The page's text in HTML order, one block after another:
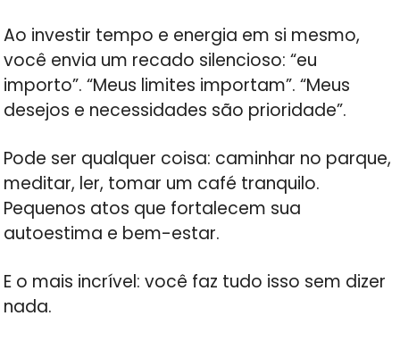
Ao investir tempo e energia em si mesmo,
você envia um recado silencioso: “eu
importo”. “Meus limites importam”. “Meus
desejos e necessidades são prioridade”.
Pode ser qualquer coisa: caminhar no parque,
meditar, ler, tomar um café tranquilo.
Pequenos atos que fortalecem sua
autoestima e bem-estar.
E o mais incrível: você faz tudo isso sem dizer
nada.